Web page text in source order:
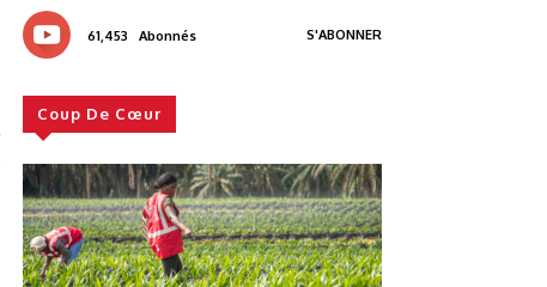
61,453 Abonnés S'ABONNER
Coup De Cœur